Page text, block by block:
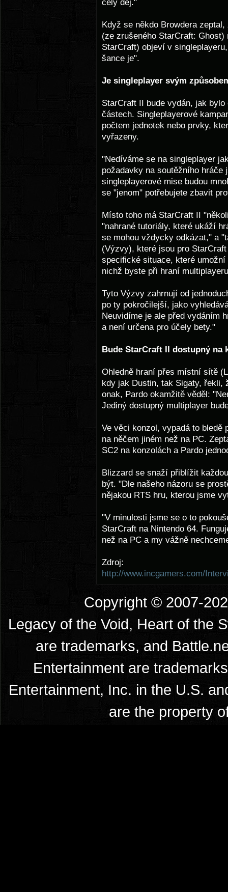
celý děj."
Když se někdo Browdera
(ze zrušeného StarCraft:
StarCraft) objeví v
šance je".
Je singleplayer svým
StarCraft II bude vydán, jak
částech. Singleplayerové
počtem jednotek nebo prvky,
vyřazeny.
"Nedíváme se na singleplayer
požadavky na soutěžního
singleplayerové mise budou
se "jenom" potřebujete zbavit
Místo toho má StarCraft II
"nahrané tutoriály, které ukáží
se mohou vždycky odkázat," a
(Výzvy), které jsou pro
specifické situace, které
nichž byste při hraní
Tyto Výzvy zahrnují od
po ty pokročilejší, jako
Neuvidíme je ale před vydáním
a není určena pro účely bety."
Bude StarCraft II dostupný na
Ohledně hraní přes místní sítě
kdy jak Dustin, tak Sigaty, řekli,
onak, Pardo okamžitě věděl:
Jediný dostupný multiplayer
Ve věci konzol, vypadá to
na něčem jiném než na PC.
SC2 na konzolách a Pardo
Blizzard se snaží přiblížit
být. "Dle našeho názoru se
nějakou RTS hru, kterou jsme
"V minulosti jsme se o to
StarCraft na Nintendo 64.
než na PC a my vážně
Zdroj:
http://www.incgamers.com/
Copyright © 2007-
Legacy of the Void, Heart of the
are trademarks, and
Entertainment are
Entertainment, Inc. in the U.S.
are the property